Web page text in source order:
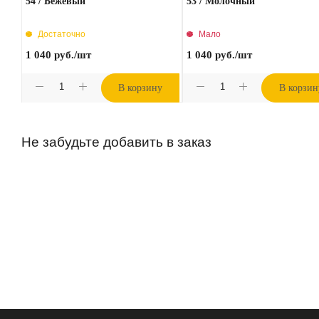
Достаточно
1 040 руб./шт
В корзину
Мало
1 040 руб./шт
В
Не забудьте добавить в заказ